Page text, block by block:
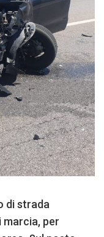
di strada
marcia, per